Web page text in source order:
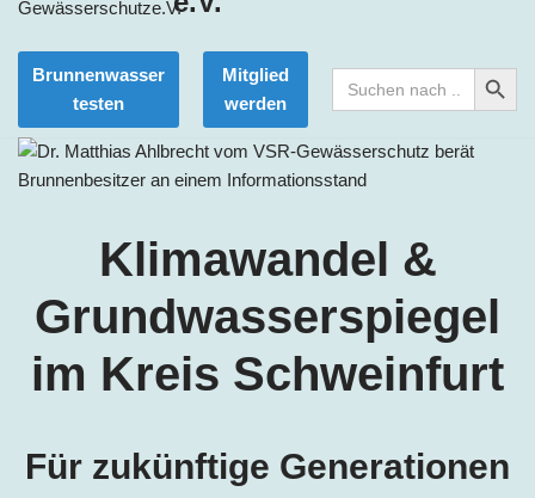
Brunnenwasser
testen
Mitglied
werden
Search
for:
Search Button
Klimawandel &
Grundwasserspiegel
im Kreis Schweinfurt
Für zukünftige Generationen